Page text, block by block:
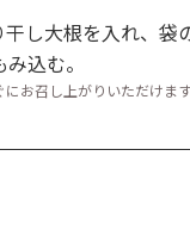
し大根を入れ、袋
込む。
お召し上がりいただけます